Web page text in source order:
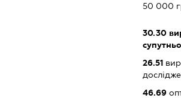
50 000
30.30
26.51
46.69